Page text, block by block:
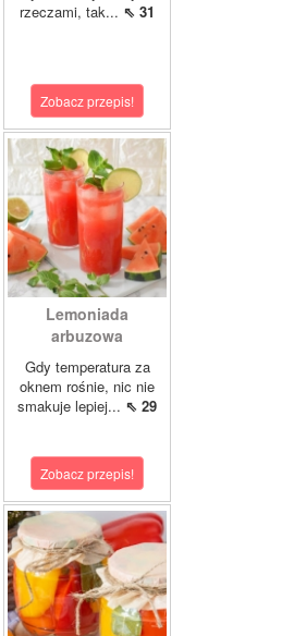
rzeczami, tak... ⇖ 31
Zobacz przepis!
Lemoniada
arbuzowa
Gdy temperatura za
oknem rośnie, nic nie
smakuje lepiej... ⇖ 29
Zobacz przepis!